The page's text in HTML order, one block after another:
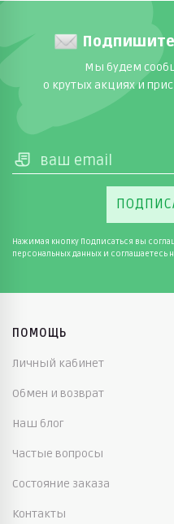
Мы будем
о крутых акциях и
Нажимая кнопку Подписаться вы
персональных данных и
ПОМОЩЬ
Личный кабинет
Обмен и возврат
Наш блог
Частые вопросы
Состояние заказа
Контакты